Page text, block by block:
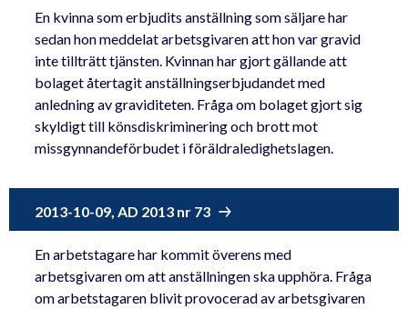
En kvinna som erbjudits anställning som säljare har
sedan hon meddelat arbetsgivaren att hon var gravid
inte tillträtt tjänsten. Kvinnan har gjort gällande att
bolaget återtagit anställningserbjudandet med
anledning av graviditeten. Fråga om bolaget gjort sig
skyldigt till könsdiskriminering och brott mot
missgynnandeförbudet i föräldraledighetslagen.
2013-10-09, AD 2013 nr 73
En arbetstagare har kommit överens med
arbetsgivaren om att anställningen ska upphöra. Fråga
om arbetstagaren blivit provocerad av arbetsgivaren